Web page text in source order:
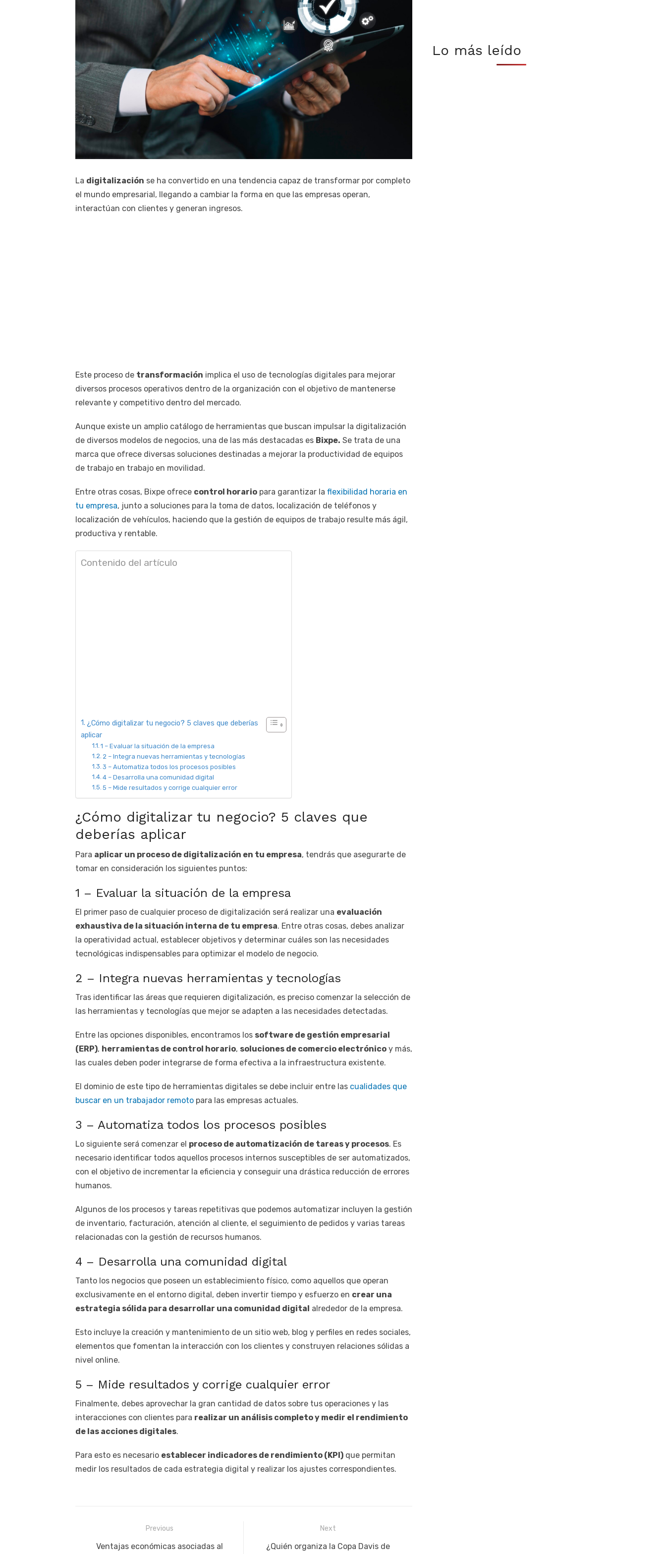
La digitalización se ha convertido en una tendencia capaz de transformar por completo
el mundo empresarial, llegando a cambiar la forma en que las empresas operan,
interactúan con clientes y generan ingresos.
Este proceso de transformación implica el uso de tecnologías digitales para mejorar
diversos procesos operativos dentro de la organización con el objetivo de mantenerse
relevante y competitivo dentro del mercado.
Aunque existe un amplio catálogo de herramientas que buscan impulsar la digitalización
de diversos modelos de negocios, una de las más destacadas es Bixpe. Se trata de una
marca que ofrece diversas soluciones destinadas a mejorar la productividad de equipos
de trabajo en trabajo en movilidad.
Entre otras cosas, Bixpe ofrece control horario para garantizar la flexibilidad horaria en
tu empresa, junto a soluciones para la toma de datos, localización de teléfonos y
localización de vehículos, haciendo que la gestión de equipos de trabajo resulte más ágil,
productiva y rentable.
Contenido del artículo
¿Cómo digitalizar tu negocio? 5 claves que deberías
aplicar
1 – Evaluar la situación de la empresa
2 – Integra nuevas herramientas y tecnologías
3 – Automatiza todos los procesos posibles
4 – Desarrolla una comunidad digital
5 – Mide resultados y corrige cualquier error
¿Cómo digitalizar tu negocio? 5 claves que
deberías aplicar
Para aplicar un proceso de digitalización en tu empresa, tendrás que asegurarte de
tomar en consideración los siguientes puntos:
1 – Evaluar la situación de la empresa
El primer paso de cualquier proceso de digitalización será realizar una evaluación
exhaustiva de la situación interna de tu empresa. Entre otras cosas, debes analizar
la operatividad actual, establecer objetivos y determinar cuáles son las necesidades
tecnológicas indispensables para optimizar el modelo de negocio.
2 – Integra nuevas herramientas y tecnologías
Tras identificar las áreas que requieren digitalización, es preciso comenzar la selección de
las herramientas y tecnologías que mejor se adapten a las necesidades detectadas.
Entre las opciones disponibles, encontramos los software de gestión empresarial
(ERP), herramientas de control horario, soluciones de comercio electrónico y más,
las cuales deben poder integrarse de forma efectiva a la infraestructura existente.
El dominio de este tipo de herramientas digitales se debe incluir entre las cualidades que
buscar en un trabajador remoto para las empresas actuales.
3 – Automatiza todos los procesos posibles
Lo siguiente será comenzar el proceso de automatización de tareas y procesos. Es
necesario identificar todos aquellos procesos internos susceptibles de ser automatizados,
con el objetivo de incrementar la eficiencia y conseguir una drástica reducción de errores
humanos.
Algunos de los procesos y tareas repetitivas que podemos automatizar incluyen la gestión
de inventario, facturación, atención al cliente, el seguimiento de pedidos y varias tareas
relacionadas con la gestión de recursos humanos.
4 – Desarrolla una comunidad digital
Tanto los negocios que poseen un establecimiento físico, como aquellos que operan
exclusivamente en el entorno digital, deben invertir tiempo y esfuerzo en crear una
estrategia sólida para desarrollar una comunidad digital alrededor de la empresa.
Esto incluye la creación y mantenimiento de un sitio web, blog y perfiles en redes sociales,
elementos que fomentan la interacción con los clientes y construyen relaciones sólidas a
nivel online.
5 – Mide resultados y corrige cualquier error
Finalmente, debes aprovechar la gran cantidad de datos sobre tus operaciones y las
interacciones con clientes para realizar un análisis completo y medir el rendimiento
de las acciones digitales.
Para esto es necesario establecer indicadores de rendimiento (KPI) que permitan
medir los resultados de cada estrategia digital y realizar los ajustes correspondientes.
NavegaciónPrevious
Previous
Ventajas económicas asociadas al
Next
Next
¿Quién organiza la Copa Davis de
Lo más leído